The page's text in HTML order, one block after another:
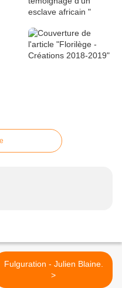
Fulguration - Julien Blaine.
>